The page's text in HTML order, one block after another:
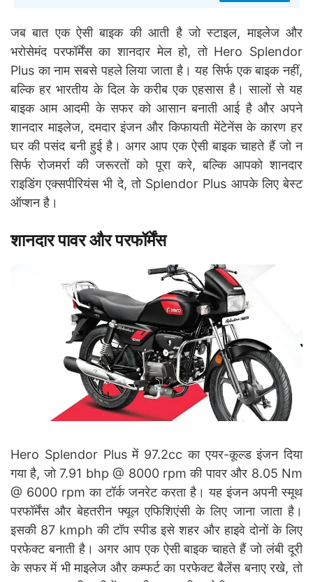
जब बात एक ऐसी बाइक की आती है जो स्टाइल, माइलेज और
भरोसेमंद परफॉर्मेंस का शानदार मेल हो, तो Hero Splendor
Plus का नाम सबसे पहले लिया जाता है। यह सिर्फ एक बाइक नहीं,
बल्कि हर भारतीय के दिल के करीब एक एहसास है। सालों से यह
बाइक आम आदमी के सफर को आसान बनाती आई है और अपने
शानदार माइलेज, दमदार इंजन और किफायती मेंटेनेंस के कारण हर
घर की पसंद बनी हुई है। अगर आप एक ऐसी बाइक चाहते हैं जो न
सिर्फ रोजमर्रा की जरूरतों को पूरा करे, बल्कि आपको शानदार
राइडिंग एक्सपीरियंस भी दे, तो Splendor Plus आपके लिए बेस्ट
ऑप्शन है।
शानदार पावर और परफॉर्मेंस
Hero Splendor Plus में 97.2cc का एयर-कूल्ड इंजन दिया
गया है, जो 7.91 bhp @ 8000 rpm की पावर और 8.05 Nm
@ 6000 rpm का टॉर्क जनरेट करता है। यह इंजन अपनी स्मूथ
परफॉर्मेंस और बेहतरीन फ्यूल एफिशिएंसी के लिए जाना जाता है।
इसकी 87 kmph की टॉप स्पीड इसे शहर और हाइवे दोनों के लिए
परफेक्ट बनाती है। अगर आप एक ऐसी बाइक चाहते हैं जो लंबी दूरी
के सफर में भी माइलेज और कम्फर्ट का परफेक्ट बैलेंस बनाए रखे, तो